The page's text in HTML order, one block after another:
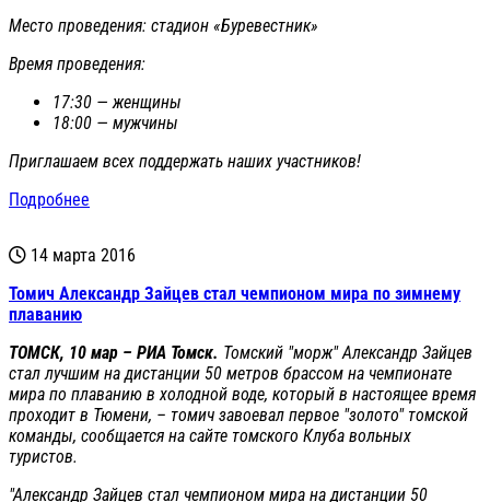
Место проведения: стадион «Буревестник»
Время проведения:
17:30 — женщины
18:00 — мужчины
Приглашаем всех поддержать наших участников!
Подробнее
14 марта 2016
Томич Александр Зайцев стал чемпионом мира по зимнему
плаванию
ТОМСК, 10 мар – РИА Томск. Томский "морж" Александр Зайцев
стал лучшим на дистанции 50 метров брассом на чемпионате
мира по плаванию в холодной воде, который в настоящее время
проходит в Тюмени, – томич завоевал первое "золото" томской
команды, сообщается на сайте томского Клуба вольных
туристов.
"Александр Зайцев стал чемпионом мира на дистанции 50